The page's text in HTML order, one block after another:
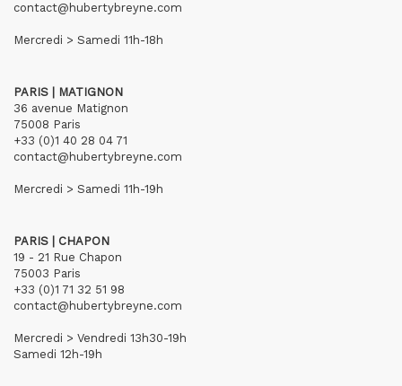
contact@hubertybreyne.com
Mercredi > Samedi 11h-18h
PARIS | MATIGNON
36 avenue Matignon
75008 Paris
+33 (0)1 40 28 04 71
contact@hubertybreyne.com
Mercredi > Samedi 11h-19h
PARIS | CHAPON
19 - 21 Rue Chapon
75003 Paris
+33 (0)1 71 32 51 98
contact@hubertybreyne.com
Mercredi > Vendredi 13h30-19h
Samedi 12h-19h